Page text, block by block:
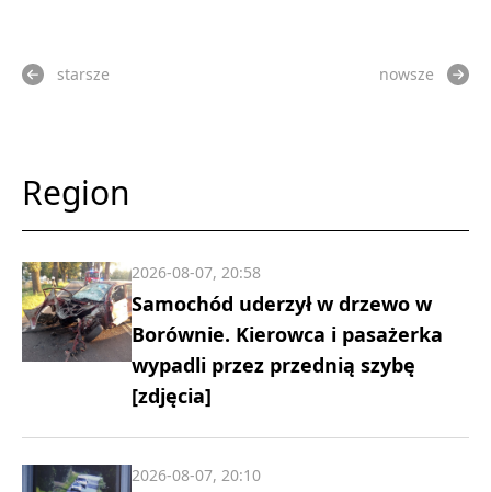
starsze nowsze
Region
Samochód uderzył w drzewo w
Borównie. Kierowca i pasażerka
wypadli przez przednią szybę
[zdjęcia]
2026-08-07, 20:58
2026-08-07, 20:10